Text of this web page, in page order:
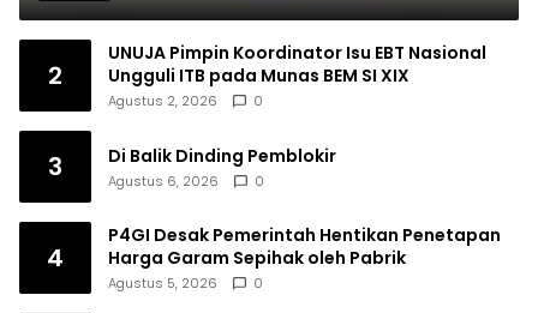
2
UNUJA Pimpin Koordinator Isu EBT Nasional
Ungguli ITB pada Munas BEM SI XIX
Agustus 2, 2026 0
3 Di Balik Dinding Pemblokir
Agustus 6, 2026 0
4
P4GI Desak Pemerintah Hentikan Penetapan
Harga Garam Sepihak oleh Pabrik
Agustus 5, 2026 0